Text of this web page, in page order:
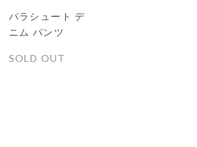
パラシュート デ
ニム パンツ
SOLD OUT